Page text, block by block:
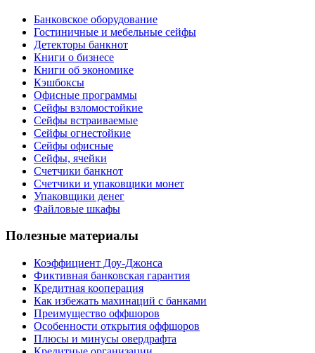
Банковское оборудование
Гостиничные и мебельные сейфы
Детекторы банкнот
Книги о бизнесе
Книги об экономике
Кэшбоксы
Офисные программы
Сейфы взломостойкие
Сейфы встраиваемые
Сейфы огнестойкие
Сейфы офисные
Сейфы, ячейки
Счетчики банкнот
Счетчики и упаковщики монет
Упаковщики денег
Файловые шкафы
Полезные материалы
Коэффициент Доу-Джонса
Фиктивная банковская гарантия
Кредитная кооперация
Как избежать махинаций с банками
Преимущество оффшоров
Особенности открытия оффшоров
Плюсы и минусы овердрафта